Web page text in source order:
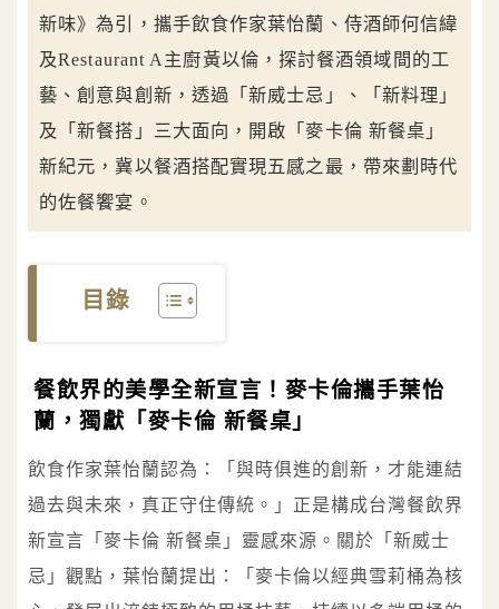
新味》為引，攜手飲食作家葉怡蘭、侍酒師何信緯
及Restaurant A主廚黃以倫，探討餐酒領域間的工
藝、創意與創新，透過「新威士忌」、「新料理」
及「新餐搭」三大面向，開啟「麥卡倫 新餐桌」
新紀元，冀以餐酒搭配實現五感之最，帶來劃時代
的佐餐饗宴。
目錄
餐飲界的美學全新宣言！麥卡倫攜手葉怡
蘭，獨獻「麥卡倫 新餐桌」
飲食作家葉怡蘭認為：「與時俱進的創新，才能連結
過去與未來，真正守住傳統。」正是構成台灣餐飲界
新宣言「麥卡倫 新餐桌」靈感來源。關於「新威士
忌」觀點，葉怡蘭提出：「麥卡倫以經典雪莉桶為核